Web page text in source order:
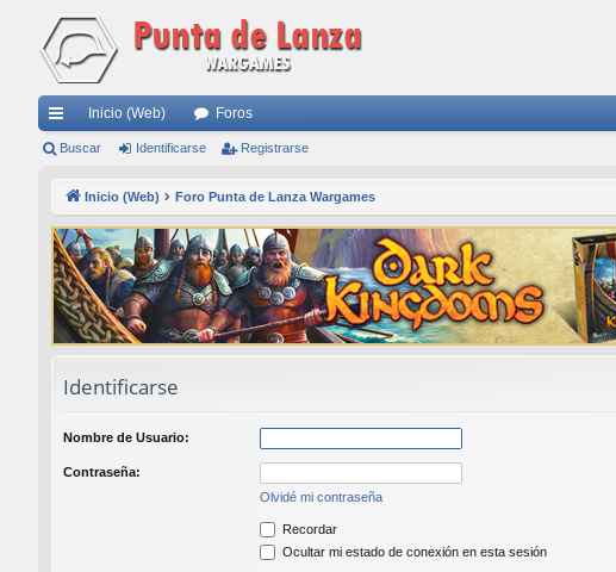
nl
rá
pi
do
Inicio (Web) Foros
Buscar Identificarse Registrarse
Inicio (Web) Foro Punta de Lanza Wargames
Identificarse
Nombre de Usuario:
Contraseña:
Olvidé mi contraseña
Recordar
Ocultar mi estado de conexión en esta sesión